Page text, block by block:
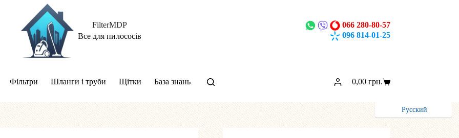
FilterMDP
Все для пилососів
066 280-80-57
096 814-01-25
Фільтри Шланги і труби Щітки База знань Кошик
0,00 грн.
Русский